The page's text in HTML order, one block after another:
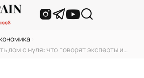
дом с нуля: что говорят эксперты и